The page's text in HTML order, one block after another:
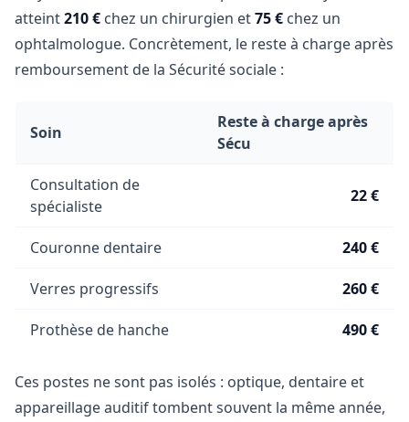
atteint210 € chez un chirurgien et75 € chez un
ophtalmologue. Concrètement, le reste à charge après
remboursement de la Sécurité sociale :
Soin
Reste à charge après
Sécu
Consultation de
spécialiste
22 €
Couronne dentaire 240 €
Verres progressifs 260 €
Prothèse de hanche 490 €
Ces postes ne sont pas isolés : optique, dentaire et
appareillage auditif tombent souvent la même année,